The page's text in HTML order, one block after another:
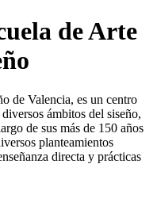
de Arte
de Valencia, es un centro
ámbitos del siseño,
de sus más de 150 años
planteamientos
directa y prácticas